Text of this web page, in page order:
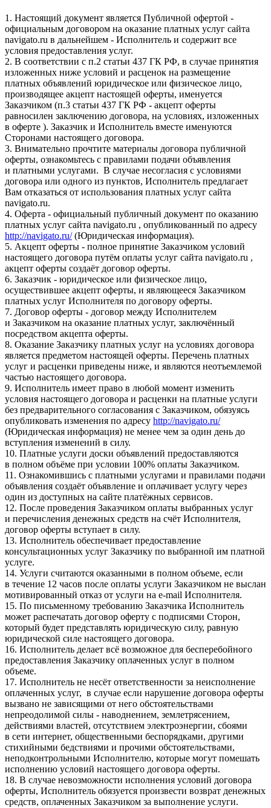
1. Настоящий документ является Публичной офертой -
официальным договором на оказание платных услуг сайта
navigato.ru в дальнейшем - Исполнитель и содержит все
условия предоставления услуг.
2. В соответствии с п.2 статьи 437 ГК РФ, в случае принятия
изложенных ниже условий и расценок на размещение
платных объявлений юридическое или физическое лицо,
производящее акцепт настоящей оферты, именуется
Заказчиком (п.3 статьи 437 ГК РФ - акцепт оферты
равносилен заключению договора, на условиях, изложенных
в оферте ). Заказчик и Исполнитель вместе именуются
Сторонами настоящего договора.
3. Внимательно прочтите материалы договора публичной
оферты, ознакомьтесь с правилами подачи объявления
и платными услугами. В случае несогласия с условиями
договора или одного из пунктов, Исполнитель предлагает
Вам отказаться от использования платных услуг сайта
navigato.ru.
4. Оферта - официальный публичный документ по оказанию
платных услуг сайта navigato.ru , опубликованный по адресу
http://navigato.ru/(Юридическая информация).
5. Акцепт оферты - полное принятие Заказчиком условий
настоящего договора путём оплаты услуг сайта navigato.ru ,
акцепт оферты создаёт договор оферты.
6. Заказчик - юридическое или физическое лицо,
осуществившее акцепт оферты, и являющееся Заказчиком
платных услуг Исполнителя по договору оферты.
7. Договор оферты - договор между Исполнителем
и Заказчиком на оказание платных услуг, заключённый
посредством акцепта оферты.
8. Оказание Заказчику платных услуг на условиях договора
является предметом настоящей оферты. Перечень платных
услуг и расценки приведены ниже, и являются неотъемлемой
частью настоящего договора.
9. Исполнитель имеет право в любой момент изменить
условия настоящего договора и расценки на платные услуги
без предварительного согласования с Заказчиком, обязуясь
опубликовать изменения по адресу http://navigato.ru/
(Юридическая информация) не менее чем за один день до
вступления изменений в силу.
10. Платные услуги доски объявлений предоставляются
в полном объёме при условии 100% оплаты Заказчиком.
11. Ознакомившись с платными услугами и правилами подачи
объявления создаёт объявление и оплачивает услугу через
один из доступных на сайте платёжных сервисов.
12. После проведения Заказчиком оплаты выбранных услуг
и перечисления денежных средств на счёт Исполнителя,
договор оферты вступает в силу.
13. Исполнитель обеспечивает предоставление
консультационных услуг Заказчику по выбранной им платной
услуге.
14. Услуги считаются оказанными в полном объеме, если
в течение 12 часов после оплаты услуги Заказчиком не выслан
мотивированный отказ от услуги на e-mail Исполнителя.
15. По письменному требованию Заказчика Исполнитель
может распечатать договор оферту с подписями Сторон,
который будет представлять юридическую силу, равную
юридической силе настоящего договора.
16. Исполнитель делает всё возможное для бесперебойного
предоставления Заказчику оплаченных услуг в полном
объеме.
17. Исполнитель не несёт ответственности за неисполнение
оплаченных услуг, в случае если нарушение договора оферты
вызвано не зависящими от него обстоятельствами
непреодолимой силы - наводнением, землетрясением,
действиями властей, отсутствием электроэнергии, сбоями
в сети интернет, общественными беспорядками, другими
стихийными бедствиями и прочими обстоятельствами,
неподконтрольными Исполнителю, которые могут помешать
исполнению условий настоящего договора оферты.
18. В случае невозможности исполнения условий договора
оферты, Исполнитель обязуется произвести возврат денежных
средств, оплаченных Заказчиком за выполнение услуги.